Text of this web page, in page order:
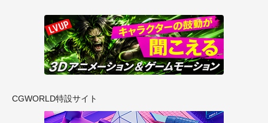
CGWORLD特設サイト